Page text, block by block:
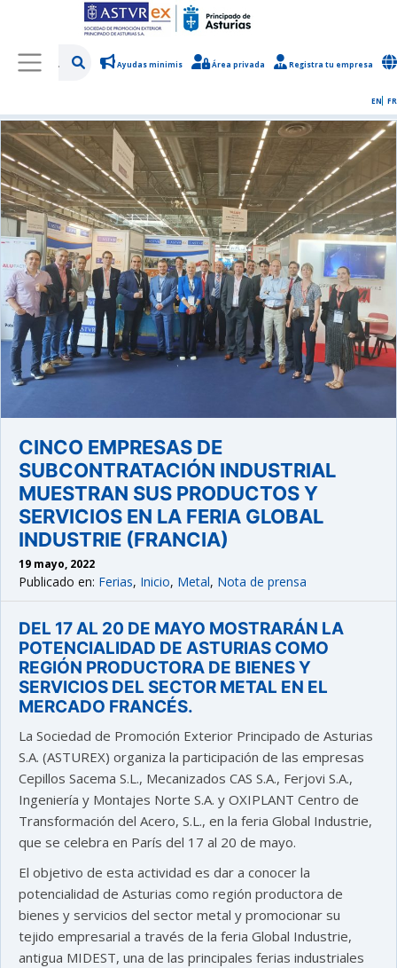
Ayudas minimis Área privada Registra tu empresa
EN FR
CINCO EMPRESAS DE
SUBCONTRATACIÓN INDUSTRIAL
MUESTRAN SUS PRODUCTOS Y
SERVICIOS EN LA FERIA GLOBAL
INDUSTRIE (FRANCIA)
19 mayo, 2022
Publicado en: Ferias, Inicio, Metal, Nota de prensa
DEL 17 AL 20 DE MAYO MOSTRARÁN LA
POTENCIALIDAD DE ASTURIAS COMO
REGIÓN PRODUCTORA DE BIENES Y
SERVICIOS DEL SECTOR METAL EN EL
MERCADO FRANCÉS.
La Sociedad de Promoción Exterior Principado de Asturias
S.A. (ASTUREX) organiza la participación de las empresas
Cepillos Sacema S.L., Mecanizados CAS S.A., Ferjovi S.A.,
Ingeniería y Montajes Norte S.A. y OXIPLANT Centro de
Transformación del Acero, S.L., en la feria Global Industrie,
que se celebra en París del 17 al 20 de mayo.
El objetivo de esta actividad es dar a conocer la
potencialidad de Asturias como región productora de
bienes y servicios del sector metal y promocionar su
tejido empresarial a través de la feria Global Industrie,
antigua MIDEST, una de las principales ferias industriales